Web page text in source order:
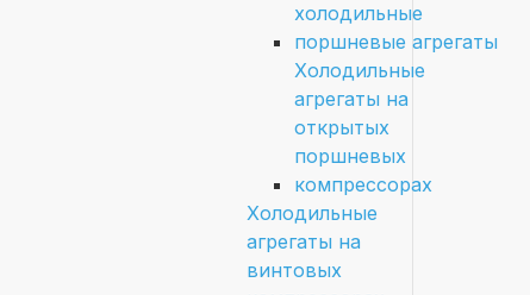
холодильные
поршневые агрегаты
Холодильные
агрегаты на
открытых
поршневых
компрессорах
Холодильные
агрегаты на
винтовых